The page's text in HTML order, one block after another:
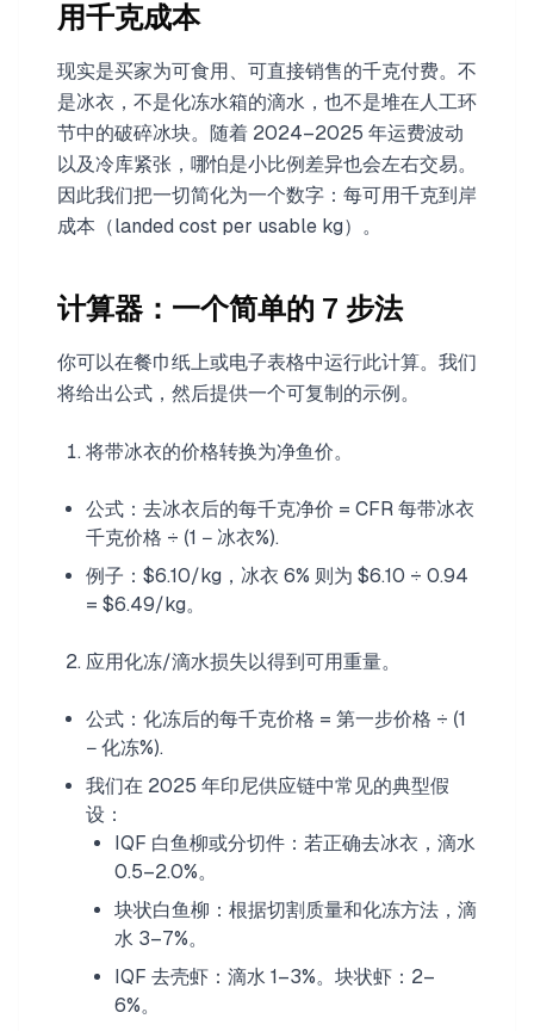
用千克成本
现实是买家为可食用、可直接销售的千克付费。不
是冰衣，不是化冻水箱的滴水，也不是堆在人工环
节中的破碎冰块。随着 2024–2025 年运费波动
以及冷库紧张，哪怕是小比例差异也会左右交易。
因此我们把一切简化为一个数字：每可用千克到岸
成本（landed cost per usable kg）。
计算器：一个简单的 7 步法
你可以在餐巾纸上或电子表格中运行此计算。我们
将给出公式，然后提供一个可复制的示例。
将带冰衣的价格转换为净鱼价。
公式：去冰衣后的每千克净价 = CFR 每带冰衣
千克价格 ÷ (1 − 冰衣%).
例子：$6.10/kg，冰衣 6% 则为 $6.10 ÷ 0.94
= $6.49/kg。
应用化冻/滴水损失以得到可用重量。
公式：化冻后的每千克价格 = 第一步价格 ÷ (1
− 化冻%).
我们在 2025 年印尼供应链中常见的典型假
设：
IQF 白鱼柳或分切件：若正确去冰衣，滴水
0.5–2.0%。
块状白鱼柳：根据切割质量和化冻方法，滴
水 3–7%。
IQF 去壳虾：滴水 1–3%。块状虾：2–
6%。